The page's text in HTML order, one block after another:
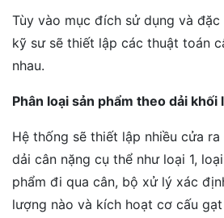
Tùy vào mục đích sử dụng và đặc
kỹ sư sẽ thiết lập các thuật toán
nhau.
Phân loại sản phẩm theo dải
Hệ thống sẽ thiết lập nhiều cửa
dải cân nặng cụ thể như loại 1,
phẩm đi qua cân, bộ xử lý xác
lượng nào và kích hoạt cơ cấu